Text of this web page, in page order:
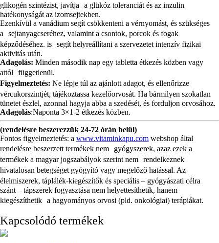
glikogén szintézist, javítja a glükóz toleranciát és az inzulin
hatékonyságát az izomsejtekben.
Ezenkívül a vanádium segít csökkenteni a vérnyomást, és szükséges
a sejtanyagcseréhez, valamint a csontok, porcok és fogak
képződéséhez. is segít helyreállítani a szervezetet intenzív fizikai
aktivitás után.
Adagolás: Minden második nap egy tabletta étkezés közben vagy
attól függetlenül.
Figyelmeztetés: Ne lépje túl az ajánlott adagot, és ellenőrizze
vércukorszintjét, tájékoztassa kezelőorvosát. Ha bármilyen szokatlan
tünetet észlel, azonnal hagyja abba a szedését, és forduljon orvosához.
Adagolás:Naponta 3×1-2 étkezés közben.
(rendelésre beszerezzük 24-72 órán belül)
Fontos figyelmeztetés: a www.vitaminkapu.com webshop által
rendelésre beszerzett termékek nem gyógyszerek, azaz ezek a
termékek a magyar jogszabályok szerint nem rendelkeznek
hivatalosan betegséget gyógyító vagy megelőző hatással. Az
élelmiszerek, táplálék-kiegészítők és speciális – gyógyászati célra
szánt – tápszerek fogyasztása nem helyettesíthetik, hanem
kiegészíthetik a hagyományos orvosi (pld. onkológiai) terápiákat.
Kapcsolódó termékek